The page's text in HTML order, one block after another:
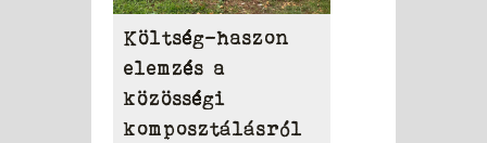
Költség-haszon
elemzés a
közösségi
komposztálásról